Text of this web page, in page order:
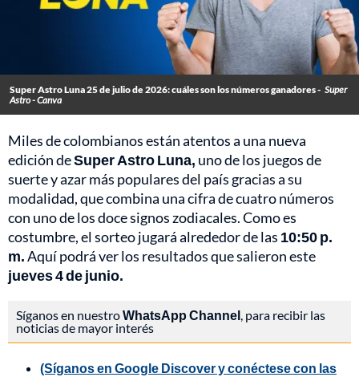
Super Astro Luna 25 de julio de 2026: cuáles son los números ganadores - Super
Astro - Canva
Miles de colombianos están atentos a una nueva
edición deSuper Astro Luna, uno de los juegos de
suerte y azar más populares del país gracias a su
modalidad, que combina una cifra de cuatro números
con uno de los doce signos zodiacales. Como es
costumbre, el sorteo jugará alrededor de las 10:50 p.
m.Aquí podrá ver los resultados que salieron este
jueves 4 de junio.
Síganos en nuestroWhatsApp Channel, para recibir las
noticias de mayor interés
(Síganos en Google Discover y conéctese con las